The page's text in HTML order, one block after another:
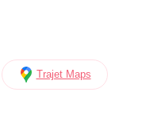
Trajet Maps